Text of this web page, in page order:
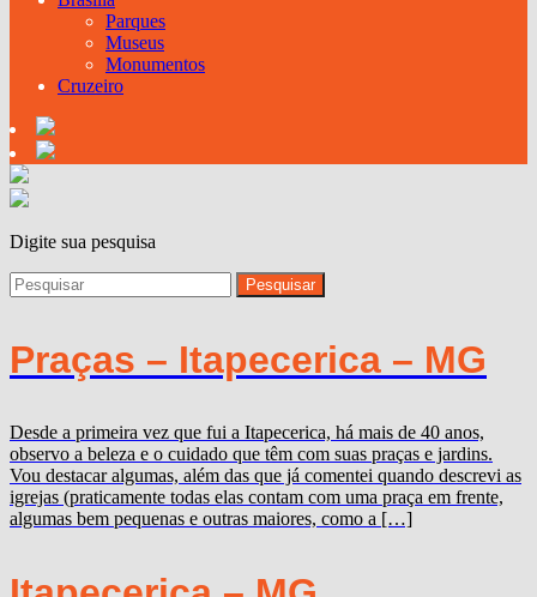
Parques
Museus
Monumentos
Cruzeiro
Digite sua pesquisa
Praças – Itapecerica – MG
Desde a primeira vez que fui a Itapecerica, há mais de 40 anos,
observo a beleza e o cuidado que têm com suas praças e jardins.
Vou destacar algumas, além das que já comentei quando descrevi as
igrejas (praticamente todas elas contam com uma praça em frente,
algumas bem pequenas e outras maiores, como a […]